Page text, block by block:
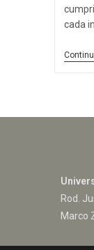
cada
Rod.
Marco